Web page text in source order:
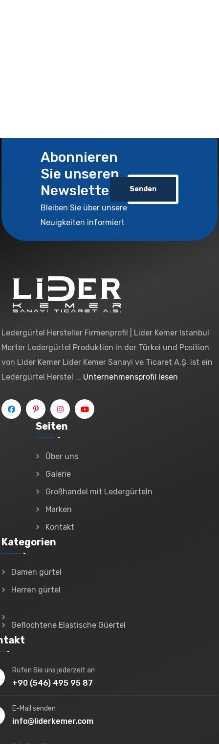
Abonnieren
Sie unseren
Newsletter
Bleiben Sie über unsere
Neuigkeiten informiert
Senden
Ledergürtel Hersteller Firmenprofil | Lider Kemer Istanbul
Merter Ledergürtel Produktion in der Türkei und Position
von Lider Kemer Lider Kemer Sanayi ve Ticaret A.Ş. ist ein
Ledergürtel Herstel ... Unternehmensprofil lesen
Seiten
Über uns
Galerie
Großhandel mit Ledergürteln
Marken
Kontakt
Kategorien
Damen gürtel
Herren gürtel
Geflochtene Elastische Güertel
Rufen Sie uns jederzeit an
+90 (546) 495 95 87
E-Mail senden
info@liderkemer.com